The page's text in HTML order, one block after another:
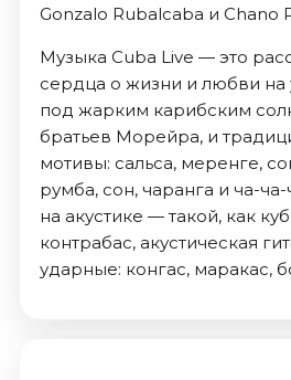
Gonzalo Rubalcaba и Chano
Музыка Cuba Live — это
сердца о жизни и любви на
под жарким карибским
братьев Морейра, и
мотивы: сальса, меренге,
румба, сон, чаранга и ча-
на акустике — такой, как
контрабас, акустическая
ударные: конгас, маракас,